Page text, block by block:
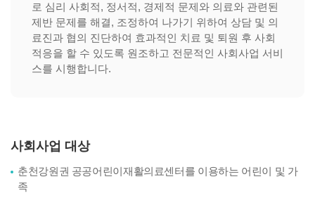
로 심리 사회적, 정서적, 경제적 문제와 의료와 관련된
제반 문제를 해결, 조정하여 나가기 위하여 상담 및 의
료진과 협의 진단하여 효과적인 치료 및 퇴원 후 사회
적응을 할 수 있도록 원조하고 전문적인 사회사업 서비
스를 시행합니다.
사회사업 대상
춘천강원권 공공어린이재활의료센터를 이용하는 어린이 및 가
족